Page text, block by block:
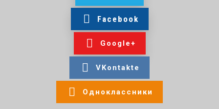
Facebook
Google+
VKontakte
Одноклассники